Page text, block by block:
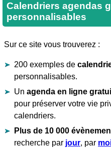
Calendriers agendas
personnalisables
Sur ce site vous trouverez :
200 exemples de
personnalisables.
Un agenda en ligne
pour préserver votre vie
calendriers.
Plus de 10 000
recherche par jour, par